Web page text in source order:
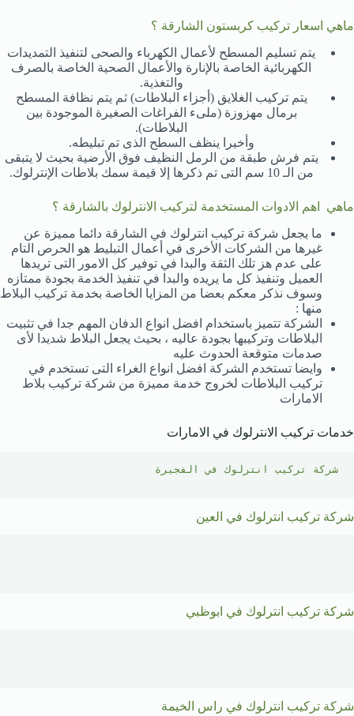
ماهي اسعار تركيب كربستون الشارقة ؟
يتم تسليم المسطح لأعمال الكهرباء والصحى لتنفيذ التمديدات
الكهربائية الخاصة بالإنارة والأعمال الصحية الخاصة بالصرف
والتغذية.
يتم تركيب الغلايق (أجزاء البلاطات) ثم يتم نظافة المسطح
برمال مهزوزة (ملىء الفراغات الصغيرة الموجودة بين
البلاطات).
وأخيرا ينظف السطح الذى تم تبليطه.
يتم فرش طبقة من الرمل النظيف فوق الأرضية بحيث لا يتبقى
من الـ 10 سم التى تم ذكرها إلا قيمة سمك بلاطات الإنترلوك.
ماهي اهم الادوات المستخدمة لتركيب الانترلوك بالشارقة ؟
ما يجعل شركة تركيب انترلوك في الشارقة دائما مميزة عن
غيرها من الشركات الأخرى في أعمال التبليط هو الحرص التام
على عدم هز تلك الثقة والبدا في توفير كل الامور التى تريدها
العميل وتنفيذ كل ما يريده والبدا في تنفيذ الخدمة بجودة ممتازه
وسوف نذكر معكم بعضا من المزايا الخاصة بخدمة تركيب البلاط
منها :
الشركة تتميز باستخدام افضل انواع الدفان المهم جدا في تثبيت
البلاطات وتركيبها بجودة عاليه ، بحيث يجعل البلاط شديدا لأى
صدمات متوقعة الحدوث عليه
وايضا تستخدم الشركة افضل انواع الغراء التى تستخدم في
تركيب البلاطات لخروج خدمة مميزة من شركة تركيب بلاط
الامارات
خدمات تركيب الانترلوك في الامارات
شركة تركيب انترلوك في الفجيرة
شركة تركيب انترلوك في العين
شركة تركيب انترلوك في ابوظبي
شركة تركيب انترلوك في راس الخيمة